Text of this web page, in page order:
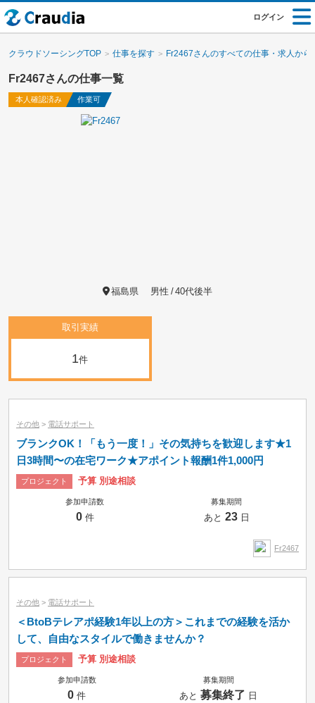
ログイン
クラウドソーシングTOP 仕事を探す Fr2467さんのすべての仕事・求人から
Fr2467さんの仕事一覧
本人確認済み 作業可
福島県 男性 40代後半
取引実績
1件
その他 > 電話サポート
ブランクOK！「もう一度！」その気持ちを歓迎します★1
日3時間〜の在宅ワーク★アポイント報酬1件1,000円
プロジェクト 予算 別途相談
参加申請数
0件
募集期間
あと 23日
Fr2467
その他 > 電話サポート
＜BtoBテレアポ経験1年以上の方＞これまでの経験を活か
して、自由なスタイルで働きませんか？
プロジェクト 予算 別途相談
参加申請数
0 件
募集期間
あと募集終了 日